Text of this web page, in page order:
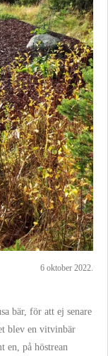
6 oktober 2022.
bär, för att ej senare
blev en vitvinbär
en, på höstrean